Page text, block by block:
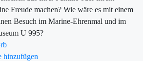
Freude machen? Wie wäre es mit einem
Besuch im Marine-Ehrenmal und im
U 995?
hinzufügen